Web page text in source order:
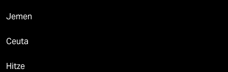
Jemen
Ceuta
Hitze